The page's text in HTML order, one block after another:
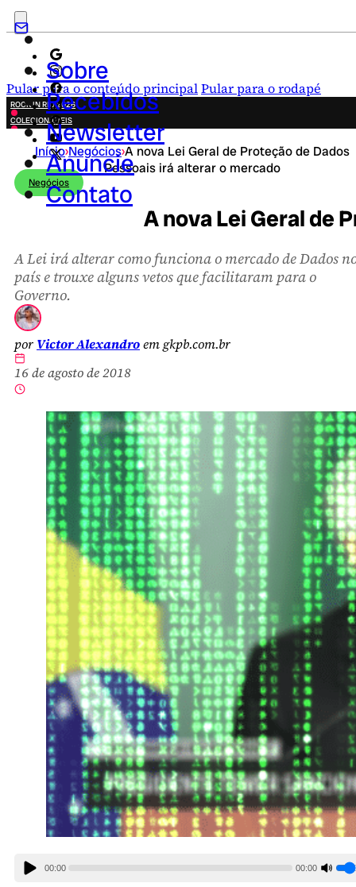
Pular para o conteúdo principalPular para o rodapé
Sobre
Recebidos
Newsletter
Anuncie
Contato
ROCK IN RIO 2026
COLECIONÁVEIS
FESTA JUNINA
NOVIDADES
CAMPANHAS CRIATIVAS
Início›Negócios›A nova Lei Geral de Proteção de Dados
Pessoais irá alterar o mercado
Negócios
A nova Lei Geral de
A Lei irá alterar como funciona o mercado de Dados
país e trouxe alguns vetos que facilitaram para o
Governo.
por Victor Alexandroem gkpb.com.br
16 de agosto de 2018
00:00 00:00